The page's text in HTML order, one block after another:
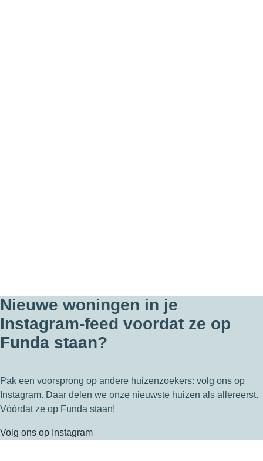
Nieuwe woningen in je
Instagram-feed voordat ze op
Funda staan?
Pak een voorsprong op andere huizenzoekers: volg ons op
Instagram. Daar delen we onze nieuwste huizen als allereerst.
Vóórdat ze op Funda staan!
Volg ons op Instagram